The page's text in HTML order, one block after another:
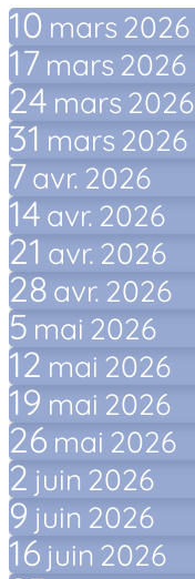
10 mars 2026
17 mars2026
24 mars2026
31 mars2026
7avr. 2026
14 avr. 2026
21 avr. 2026
28 avr. 2026
5 mai 2026
12 mai 2026
19 mai 2026
26 mai 2026
2 juin 2026
9 juin 2026
16 juin 2026